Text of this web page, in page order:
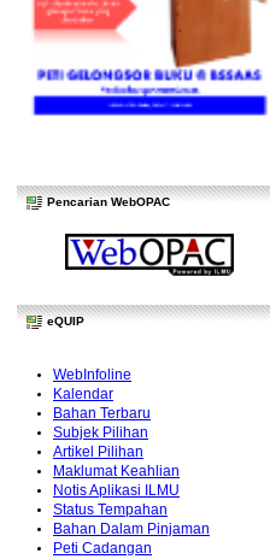
Pencarian WebOPAC
eQUIP
WebInfoline
Kalendar
Bahan Terbaru
Subjek Pilihan
Artikel Pilihan
Maklumat Keahlian
Notis Aplikasi ILMU
Status Tempahan
Bahan Dalam Pinjaman
Peti Cadangan